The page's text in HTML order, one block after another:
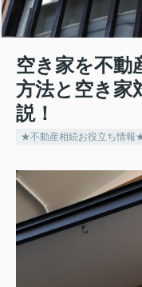
空き家を不動
方法と空き家
説！
★不動産相続お役立ち情報